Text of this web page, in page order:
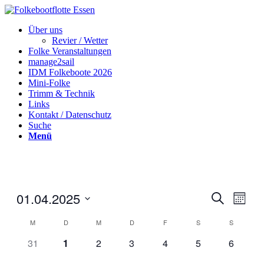
Über uns
Revier / Wetter
Folke Veranstaltungen
manage2sail
IDM Folkeboote 2026
Mini-Folke
Trimm & Technik
Links
Kontakt / Datenschutz
Suche
Menü
und
Suche
Monat
01.04.2025
wählen.
Kalender
von
M D M D F S S
0
31
0
1
0
2
0
3
0
4
0
5
0
6